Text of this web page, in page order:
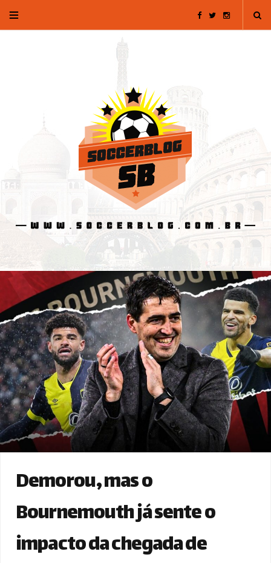
F T I
a
a
Demorou, mas o
Bournemouth já sente o
impacto da chegada de